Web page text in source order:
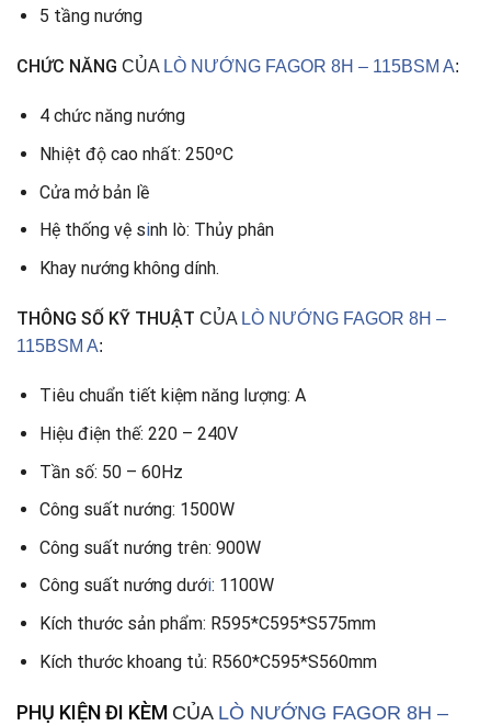
5 tầng nướng
CHỨC NĂNG CỦA LÒ NƯỚNG FAGOR 8H – 115BSM A:
4 chức năng nướng
Nhiệt độ cao nhất: 250ºC
Cửa mở bản lề
Hệ thống vệ sinh lò: Thủy phân
Khay nướng không dính.
THÔNG SỐ KỸ THUẬT CỦA LÒ NƯỚNG FAGOR 8H –
115BSM A:
Tiêu chuẩn tiết kiệm năng lượng: A
Hiệu điện thế: 220 – 240V
Tần số: 50 – 60Hz
Công suất nướng: 1500W
Công suất nướng trên: 900W
Công suất nướng dưới: 1100W
Kích thước sản phẩm: R595*C595*S575mm
Kích thước khoang tủ: R560*C595*S560mm
PHỤ KIỆN ĐI KÈM CỦA LÒ NƯỚNG FAGOR 8H –